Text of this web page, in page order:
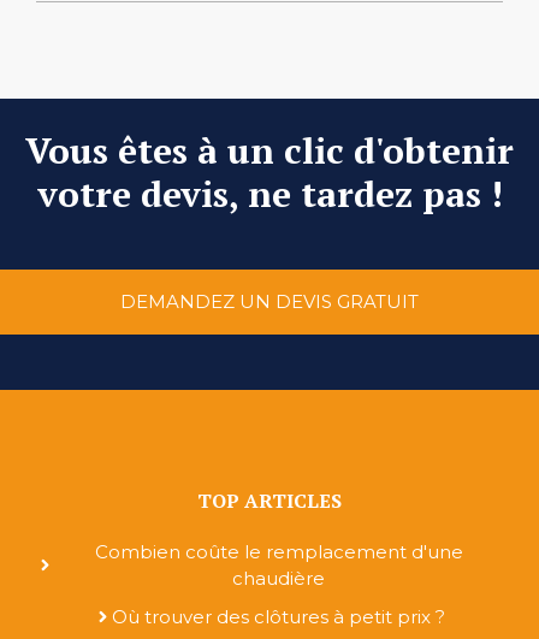
Vous êtes à un clic d'obtenir
votre devis, ne tardez pas !
DEMANDEZ UN DEVIS GRATUIT
TOP ARTICLES
Combien coûte le remplacement d'une
chaudière
Où trouver des clôtures à petit prix ?